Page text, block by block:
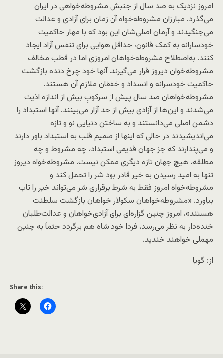
امروز نزدیک به صد سال از جنبش مشروطه‌خواهی در ایران
می‌گذرد. مبارزان مشروطه‌خواه آن زمان برای آزادی و عدالت
می‌جنگیدند و آرمان اصلی‌شان این بود که با مهار حاکمیت
خودسارانه به کمک قانون، حداقل هوایی برای تنفس آزاد ایجاد
کنند. به‌اصطلاح مشروطه‌خواهان امروزی اما در قطب مخالف
مشروطه‌خوان دیروز قرار می‌گیرند. آنها خود چرخ دنده بازگشت
حاکمیت خودسرانه و انسداد و خفقان ملازم آن هستند.
مشروطه‌‌خواهان صد سال پیش از سرکوبِ بیش از اندازه اذیت
می‌شدند و این‌ها از آزادی بیش از حد آزار می‌بینند. آنها استبداد را
دشمن اصلی می‌دانستند و به ساختن دنیایی نو و تازه
می‌اندیشیدند در حالی که اینها از صمیم قلب به استبداد باور دارند
و می‌پندارند که جز جهان قدیمی استبداد، چه مشروط و چه
مطلقه، هیچ جهان تازه دیگری ممکن نیست. مشروطه‌خواه دیروز
تنها به امید رسیدن به خیر قادر بود شر را تحمل کند و
مشروطه‌خواه امروز فقط به شرط برقراری شر می‌تواند خیر را تاب
بیاورد. «مشروطه‌خواهان سکولار خواهان بازگشت سلطنت
هستند»، امروز چنین گزاره‌ای برای آزادی‌خواهان و عدالت‌طلبان
خنده‌دار به نظر می‌رسد، فردا خود شاه هم برگردد حتماَ به چنین
مهملی خواهند خندید.
از: گویا
Share this: